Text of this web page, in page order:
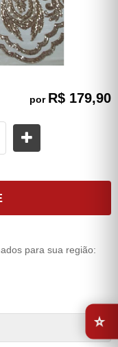
por R$ 179,90
para sua região:
⭐